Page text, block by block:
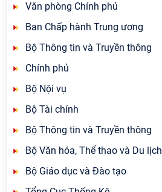
Văn phòng Chính phủ
Ban Chấp hành Trung ương
Bộ Thông tin và Truyền thông
Chính phủ
Bộ Nội vụ
Bộ Tài chính
Bộ Thông tin và Truyền thông
Bộ Văn hóa, Thể thao và Du lịch
Bộ Giáo dục và Đào tạo